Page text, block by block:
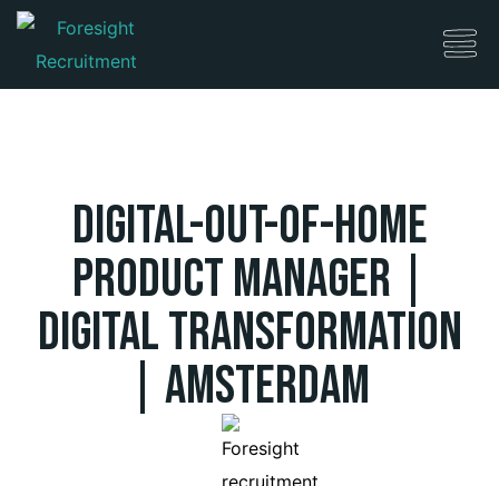
Digital-Out-Of-Home
Product Manager |
Digital Transformation
| Amsterdam